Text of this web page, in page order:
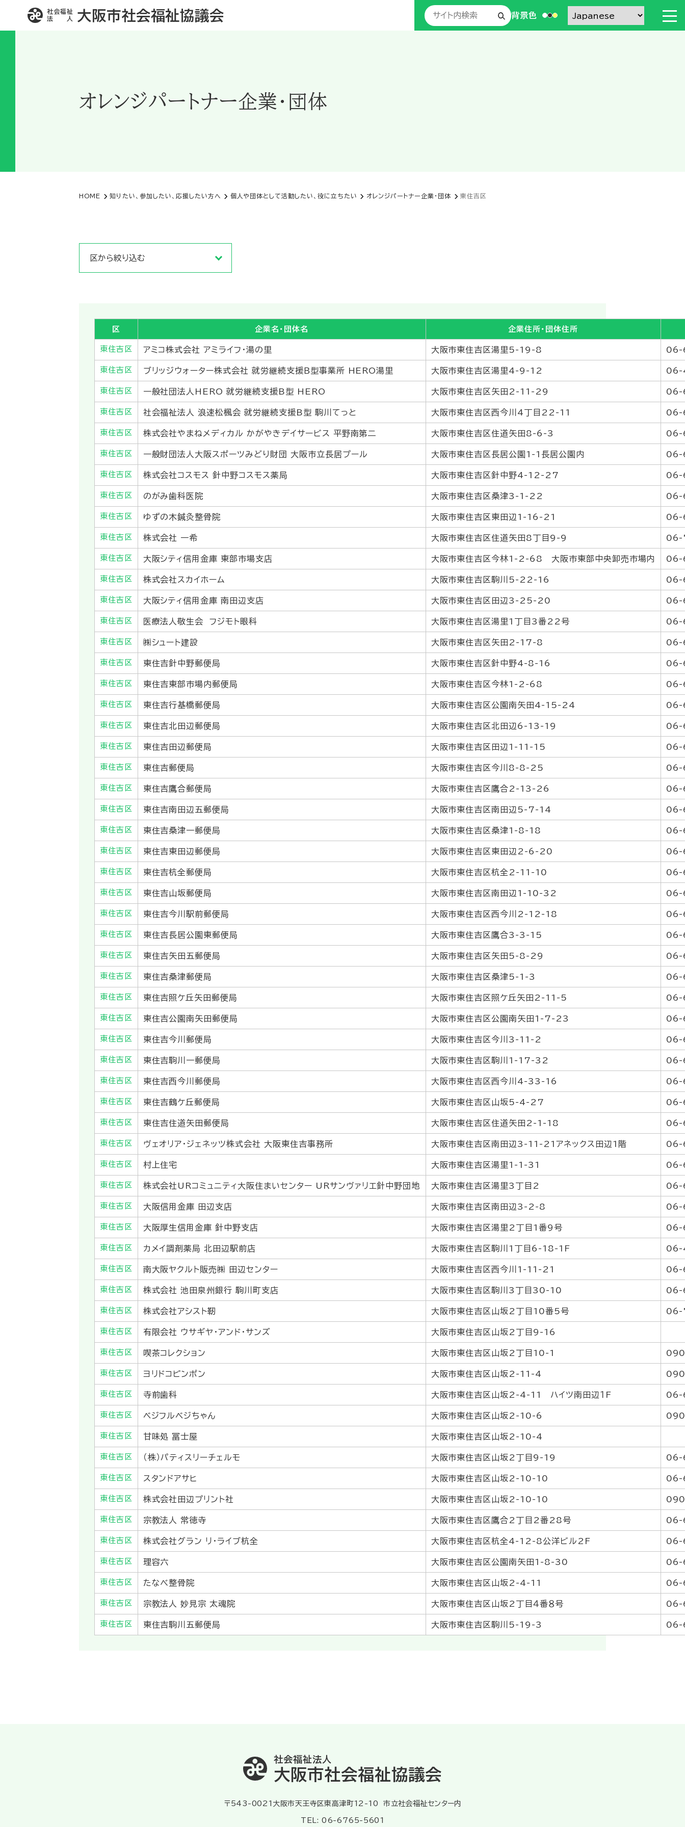
社会福祉
法 人
大阪市社会福祉協議会 背景色
オレンジパートナー企業・団体
HOME 知りたい、参加したい、応援したい方へ 個人や団体として活動したい、役に立ちたい オレンジパートナー企業・団体 東住吉区
区 企業名・団体名 企業住所・団体住所
東住吉区 アミコ株式会社 アミライフ・湯の里 大阪市東住吉区湯里5-19-8 06-
東住吉区 ブリッジウォーター株式会社 就労継続支援Ｂ型事業所 HERO湯里 大阪市東住吉区湯里4-9-12
東住吉区 一般社団法人HERO 就労継続支援B型 HERO 大阪市東住吉区矢田2-11-29 06-
東住吉区 社会福祉法人 浪速松楓会 就労継続支援B型 駒川てっと 大阪市東住吉区西今川4丁目22-11
東住吉区 株式会社やまねメディカル かがやきデイサービス 平野南第二 大阪市東住吉区住道矢田8-6-3
東住吉区 一般財団法人大阪スポーツみどり財団 大阪市立長居プール 大阪市東住吉区長居公園1-1長居公園内
東住吉区 株式会社コスモス 針中野コスモス薬局 大阪市東住吉区針中野4-12-27
東住吉区 のがみ歯科医院 大阪市東住吉区桑津3-1-22 06-
東住吉区 ゆずの木鍼灸整骨院 大阪市東住吉区東田辺1-16-21 06-
東住吉区 株式会社 一希 大阪市東住吉区住道矢田8丁目9-9
東住吉区 大阪シティ信用金庫 東部市場支店 大阪市東住吉区今林1-2-68 大阪市東部中央卸売市場内
東住吉区 株式会社スカイホーム 大阪市東住吉区駒川5-22-16
東住吉区 大阪シティ信用金庫 南田辺支店 大阪市東住吉区田辺3-25-20
東住吉区 医療法人敬生会 フジモト眼科 大阪市東住吉区湯里1丁目3番22号
東住吉区 ㈱シュート建設 大阪市東住吉区矢田2-17-8
東住吉区 東住吉針中野郵便局 大阪市東住吉区針中野4-8-16
東住吉区 東住吉東部市場内郵便局 大阪市東住吉区今林1-2-68
東住吉区 東住吉行基橋郵便局 大阪市東住吉区公園南矢田4-15-24
東住吉区 東住吉北田辺郵便局 大阪市東住吉区北田辺6-13-19
東住吉区 東住吉田辺郵便局 大阪市東住吉区田辺1-11-15
東住吉区 東住吉郵便局 大阪市東住吉区今川8-8-25
東住吉区 東住吉鷹合郵便局 大阪市東住吉区鷹合2-13-26
東住吉区 東住吉南田辺五郵便局 大阪市東住吉区南田辺5-7-14
東住吉区 東住吉桑津一郵便局 大阪市東住吉区桑津1-8-18
東住吉区 東住吉東田辺郵便局 大阪市東住吉区東田辺2-6-20 06-
東住吉区 東住吉杭全郵便局 大阪市東住吉区杭全2-11-10
東住吉区 東住吉山坂郵便局 大阪市東住吉区南田辺1-10-32
東住吉区 東住吉今川駅前郵便局 大阪市東住吉区西今川2-12-18
東住吉区 東住吉長居公園東郵便局 大阪市東住吉区鷹合3-3-15
東住吉区 東住吉矢田五郵便局 大阪市東住吉区矢田5-8-29
東住吉区 東住吉桑津郵便局 大阪市東住吉区桑津5-1-3
東住吉区 東住吉照ケ丘矢田郵便局 大阪市東住吉区照ケ丘矢田2-11-5
東住吉区 東住吉公園南矢田郵便局 大阪市東住吉区公園南矢田1-7-23
東住吉区 東住吉今川郵便局 大阪市東住吉区今川3-11-2
東住吉区 東住吉駒川一郵便局 大阪市東住吉区駒川1-17-32
東住吉区 東住吉西今川郵便局 大阪市東住吉区西今川4-33-16
東住吉区 東住吉鶴ケ丘郵便局 大阪市東住吉区山坂5-4-27
東住吉区 東住吉住道矢田郵便局 大阪市東住吉区住道矢田2-1-18
東住吉区 ヴェオリア・ジェネッツ株式会社 大阪東住吉事務所 大阪市東住吉区南田辺3-11-21アネックス田辺1階
東住吉区 村上住宅 大阪市東住吉区湯里1-1-31
東住吉区 株式会社URコミュニティ大阪住まいセンター URサンヴァリエ針中野団地 大阪市東住吉区湯里3丁目2 06-
東住吉区 大阪信用金庫 田辺支店 大阪市東住吉区南田辺3-2-8
東住吉区 大阪厚生信用金庫 針中野支店 大阪市東住吉区湯里2丁目1番9号
東住吉区 カメイ調剤薬局 北田辺駅前店 大阪市東住吉区駒川1丁目6-18-1F 06-
東住吉区 南大阪ヤクルト販売㈱ 田辺センター 大阪市東住吉区西今川1-11-21
東住吉区 株式会社 池田泉州銀行 駒川町支店 大阪市東住吉区駒川3丁目30-10 06-
東住吉区 株式会社アシスト靭 大阪市東住吉区山坂2丁目10番5号
東住吉区 有限会社 ウサギヤ・アンド・サンズ 大阪市東住吉区山坂2丁目9-16
東住吉区 喫茶コレクション 大阪市東住吉区山坂2丁目10-1
東住吉区 ヨリドコピンポン 大阪市東住吉区山坂2-11-4
東住吉区 寺前歯科 大阪市東住吉区山坂2-4-11 ハイツ南田辺１F 06-
東住吉区 ベジフルベジちゃん 大阪市東住吉区山坂2-10-6
東住吉区 甘味処 冨士屋 大阪市東住吉区山坂2-10-4
東住吉区 （株）パティスリーチェルモ 大阪市東住吉区山坂2丁目9-19
東住吉区 スタンドアサヒ 大阪市東住吉区山坂2-10-10
東住吉区 株式会社田辺プリント社 大阪市東住吉区山坂2-10-10
東住吉区 宗教法人 常徳寺 大阪市東住吉区鷹合2丁目2番28号
東住吉区 株式会社グラン リ・ライブ杭全 大阪市東住吉区杭全4-12-8公洋ビル2F 06-
東住吉区 理容六 大阪市東住吉区公園南矢田1-8-30
東住吉区 たなべ整骨院 大阪市東住吉区山坂2-4-11
東住吉区 宗教法人 妙見宗 太魂院 大阪市東住吉区山坂2丁目４番８号
東住吉区 東住吉駒川五郵便局 大阪市東住吉区駒川5-19-3
社会福祉法人
大阪市社会福祉協議会
〒543-0021大阪市天王寺区東高津町12-10 市立社会福祉センター内
TEL: 06-6765-5601